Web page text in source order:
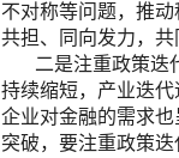
不对称等问题，推
共担、同向发力，
二是注重政策迭代
持续缩短，产业迭
企业对金融的需求
突破，要注重政策